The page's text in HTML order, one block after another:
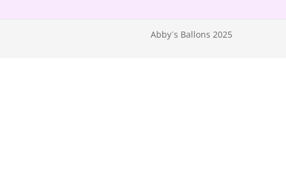
Abby´s Ballons 2025